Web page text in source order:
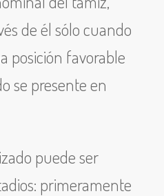
de él sólo cuando
posición favorable
se presente en
puede ser
primeramente